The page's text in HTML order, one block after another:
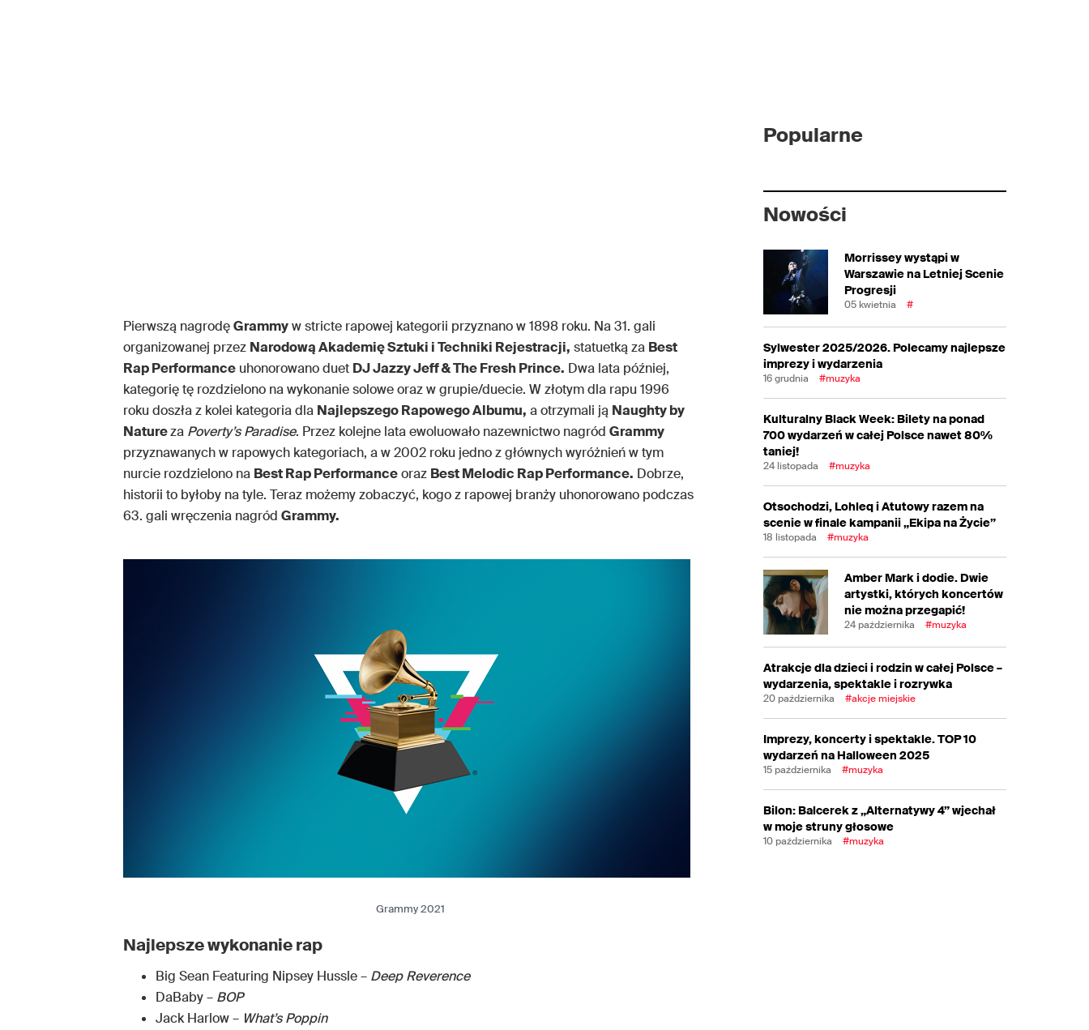
Pierwszą nagrodęGrammyw stricte rapowej kategorii przyznano w 1898 roku. Na 31. gali
organizowanej przez Narodową Akademię Sztuki i Techniki Rejestracji, statuetką za Best
Rap Performance uhonorowano duet DJ Jazzy Jeff & The Fresh Prince. Dwa lata później,
kategorię tę rozdzielono na wykonanie solowe oraz w grupie/duecie. W złotym dla rapu 1996
roku doszła z kolei kategoria dla Najlepszego Rapowego Albumu, a otrzymali ją Naughty by
Natureza Poverty’s Paradise. Przez kolejne lata ewoluowało nazewnictwo nagród Grammy
przyznawanych w rapowych kategoriach, a w 2002 roku jedno z głównych wyróżnień w tym
nurcie rozdzielono na Best Rap Performanceoraz Best Melodic Rap Performance. Dobrze,
historii to byłoby na tyle. Teraz możemy zobaczyć, kogo z rapowej branży uhonorowano podczas
63. gali wręczenia nagród Grammy.
Grammy 2021
Najlepsze wykonanie rap
Big Sean Featuring Nipsey Hussle – Deep Reverence
DaBaby – BOP
Jack Harlow – What’s Poppin
Popularne
Nowości
Morrissey wystąpi w
Warszawie na Letniej Scenie
Progresji
05 kwietnia #
Sylwester 2025/2026. Polecamy najlepsze
imprezy i wydarzenia
16 grudnia #muzyka
Kulturalny Black Week: Bilety na ponad
700 wydarzeń w całej Polsce nawet 80%
taniej!
24 listopada #muzyka
Otsochodzi, Lohleq i Atutowy razem na
scenie w finale kampanii „Ekipa na Życie”
18 listopada #muzyka
Amber Mark i dodie. Dwie
artystki, których koncertów
nie można przegapić!
24 października #muzyka
Atrakcje dla dzieci i rodzin w całej Polsce –
wydarzenia, spektakle i rozrywka
20 października #akcje miejskie
Imprezy, koncerty i spektakle. TOP 10
wydarzeń na Halloween 2025
15 października #muzyka
Bilon: Balcerek z „Alternatywy 4” wjechał
w moje struny głosowe
10 października #muzyka